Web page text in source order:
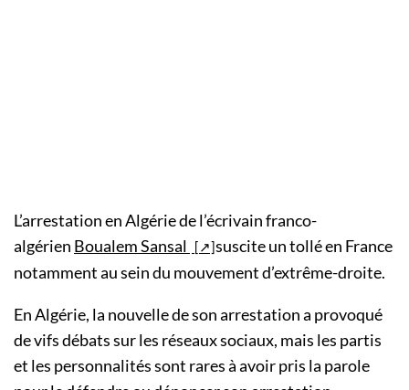
L’arrestation en Algérie de l’écrivain franco-
algérien Boualem Sansal
suscite un tollé en France
notamment au sein du mouvement d’extrême-droite.
En Algérie, la nouvelle de son arrestation a provoqué
de vifs débats sur les réseaux sociaux, mais les partis
et les personnalités sont rares à avoir pris la parole